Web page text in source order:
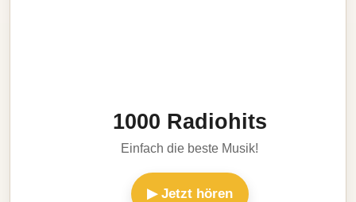
1000 Radiohits
Einfach die beste Musik!
▶ Jetzt hören